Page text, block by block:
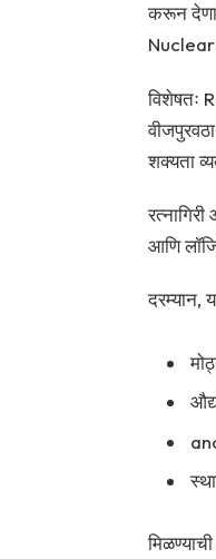
करून
Nuclear
विशेषतः
शक्यता
आणि
दरम्यान,